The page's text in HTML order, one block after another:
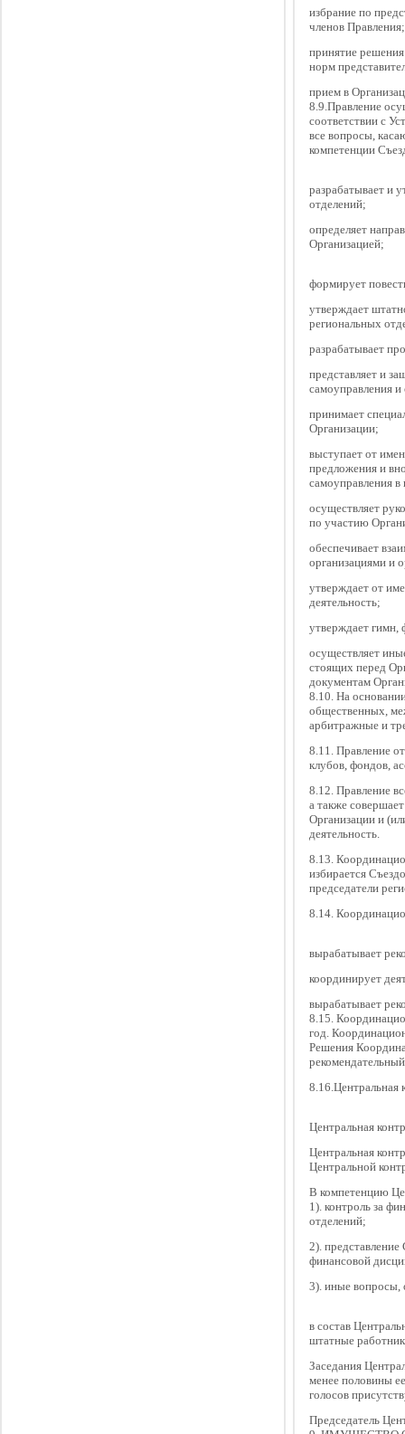
избрание по
членов Правления;
принятие
норм
прием в
8.9.Правление
соответствии с
все вопросы,
компетенции
разрабатывает и
отделений;
определяет
Организацией;
формирует
утверждает
региональных
разрабатывает
представляет и
самоуправления
принимает
Организации;
выступает от
предложения и
самоуправления
осуществляет
по участию
обеспечивает
организациями и
утверждает от
деятельность;
утверждает гимн,
осуществляет
стоящих перед
документам
8.10. На
общественных,
арбитражные и
8.11. Правление
клубов, фондов,
8.12. Правление
а также
Организации и
деятельность.
8.13.
избирается
председатели
8.14.
вырабатывает
координирует
вырабатывает
8.15.
год.
Решения
8.16.Центральная
Центральная
Центральная
Центральной
В компетенцию
1). контроль за
отделений;
2). представление
финансовой
3). иные вопросы,
в состав
штатные
Заседания
менее половины
голосов
Председатель